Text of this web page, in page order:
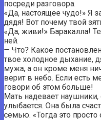
посреди разговора.
«Да, настоящее чудо!» Я
дядя! Вот почему твой
«Да, живи!» Баракалла!
ней.
— Что? Какое
твое холодное дыхание,
мужа, а он кроме меня
верит в небо. Если есть
говори об этом больше!
Мать надевает
улыбается. Она была
семью. «Тогда это просто